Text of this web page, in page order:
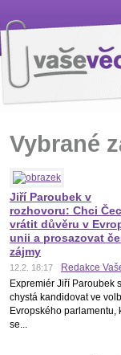
Vybrané
Jiří Paroubek v
rozhovoru: Chci
vrátit důvěru v
unii a prosazovat
zájmy
12.2. 18:17
Redakce
Expremiér Jiří Paroubek
chystá kandidovat ve
Evropského parlamentu,
se...